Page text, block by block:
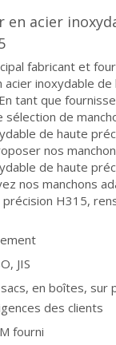
en acier
fabricant et
inoxydable de
tant que
de
de haute
nos
de haute
nos manchons
H315,
JIS
en boîtes, sur
des clients
fourni